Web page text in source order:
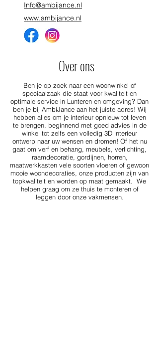
Info@ambijance.nl
www.ambijance.nl
Over ons
Ben je op zoek naar een woonwinkel of
speciaalzaak die staat voor kwaliteit en
optimale service in Lunteren en omgeving? Dan
ben je bij AmbiJance aan het juiste adres! Wij
hebben alles om je interieur opnieuw tot leven
te brengen, beginnend met goed advies in de
winkel tot zelfs een volledig 3D interieur
ontwerp naar uw wensen en dromen! Of het nu
gaat om verf en behang, meubels, verlichting,
raamdecoratie, gordijnen, horren,
maatwerkkasten vele soorten vloeren of gewoon
mooie woondecoraties, onze producten zijn van
topkwaliteit en worden op maat gemaakt. We
helpen graag om ze thuis te monteren of
leggen door onze vakmensen.